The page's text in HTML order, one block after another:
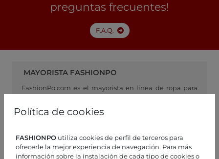
Política de cookies
FASHIONPO utiliza cookies de perfil de terceros para
ofrecerle la mejor experiencia de navegación. Para más
información sobre la instalación de cada tipo de cookies o
preguntas frecuentes!
F.A.Q.
MAYORISTA FASHIONPO
FashionPo.com es el mayorista en línea de ropa para
vínculo ideal entre los fabricantes de ropa para
mujeres y los minoristas. Compre sus suministros de
manténgase al día con la última moda.